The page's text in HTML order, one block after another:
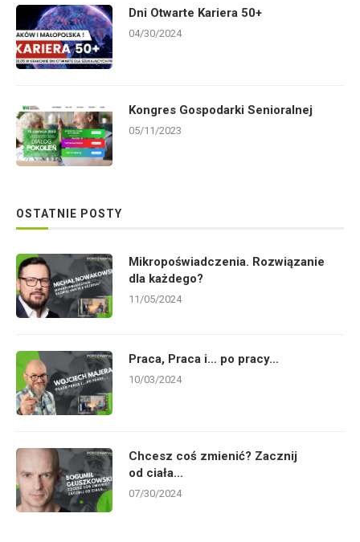
Dni Otwarte Kariera 50+
04/30/2024
Kongres Gospodarki Senioralnej
05/11/2023
OSTATNIE POSTY
Mikropoświadczenia. Rozwiązanie
dla każdego?
11/05/2024
Praca, Praca i… po pracy…
10/03/2024
Chcesz coś zmienić? Zacznij
od ciała…
07/30/2024